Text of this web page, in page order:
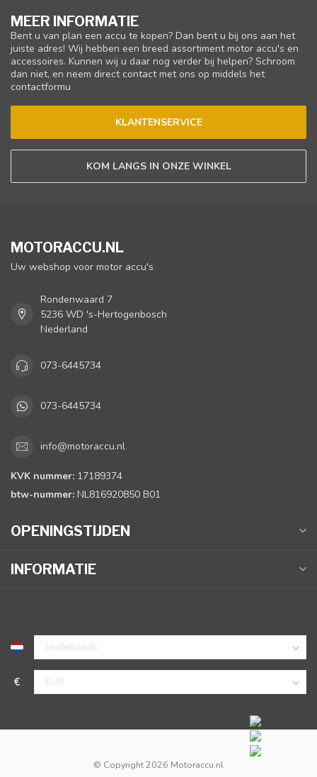
MEER INFORMATIE
Bent u van plan een accu te kopen? Dan bent u bij ons aan het
juiste adres! Wij hebben een breed assortiment motor accu's en
accessoires. Kunnen wij u daar nog verder bij helpen? Schroom
dan niet, en neem direct contact met ons op middels het
contactformu
KLANTENSERVICE
KOM LANGS IN ONZE WINKEL
MOTORACCU.NL
Uw webshop voor motor accu's
Rondenwaard 7
5236 WD 's-Hertogenbosch
Nederland
073-6445734
073-6445734
info@motoraccu.nl
KVK nummer: 17189374
btw-nummer: NL816920850 B01
OPENINGSTIJDEN
INFORMATIE
€
© Copyright 2026 Motoraccu.nl